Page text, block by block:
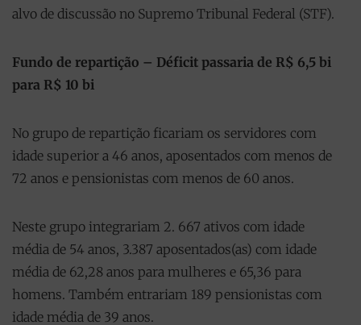
alvo de discussão no Supremo Tribunal Federal (STF).
Fundo de repartição – Déficit passaria de R$ 6,5 bi
para R$ 10 bi
No grupo de repartição ficariam os servidores com
idade superior a 46 anos, aposentados com menos de
72 anos e pensionistas com menos de 60 anos.
Neste grupo integrariam 2. 667 ativos com idade
média de 54 anos, 3.387 aposentados(as) com idade
média de 62,28 anos para mulheres e 65,36 para
homens. Também entrariam 189 pensionistas com
idade média de 39 anos.